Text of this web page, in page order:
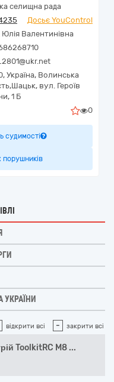
селищна рада
Досьє YouControl
Юлія Валентинівна
Україна, Волинська
Шацьк, вул. Героїв
1 Б
0
судимості
порушників
відкрити всі - закрити всі
ToolkitRC M8 ...